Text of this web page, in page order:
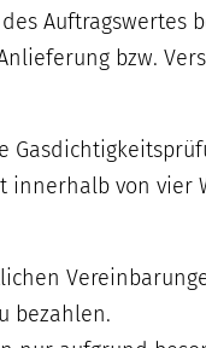
Auftragswertes
bzw.
von vier
bezahlen.